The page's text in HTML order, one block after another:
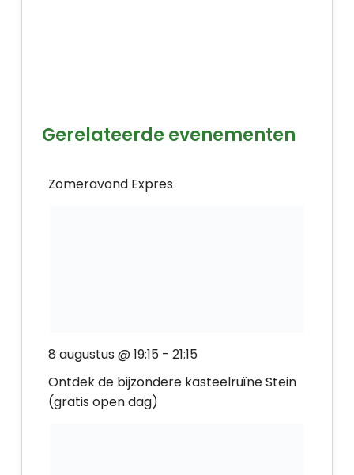
Gerelateerde evenementen
Zomeravond Expres
8 augustus @ 19:15- 21:15
Ontdek de bijzondere kasteelruïne Stein
(gratis open dag)